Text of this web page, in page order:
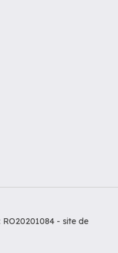
- site de